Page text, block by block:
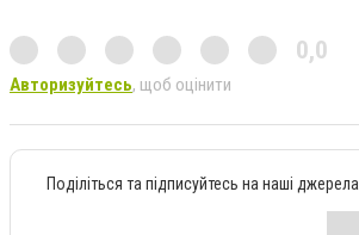
0,0
Авторизуйтесь, щоб оцінити
Поділіться та підписуйтесь на наші джерела